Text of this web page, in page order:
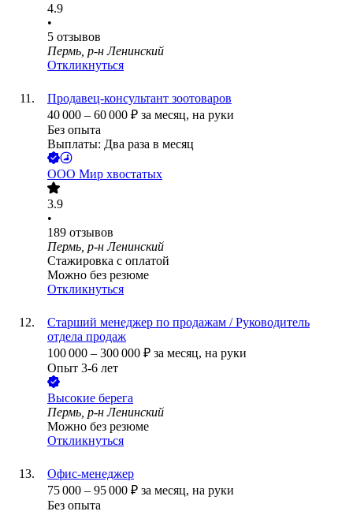
4.9
•
5 отзывов
Пермь, р-н Ленинский
Откликнуться
Продавец-консультант зоотоваров
40 000 – 60 000 ₽ за месяц, на руки
Без опыта
Выплаты: Два раза в месяц
ООО Мир хвостатых
3.9
•
189 отзывов
Пермь, р-н Ленинский
Стажировка с оплатой
Можно без резюме
Откликнуться
Старший менеджер по продажам / Руководитель
отдела продаж
100 000 – 300 000 ₽ за месяц, на руки
Опыт 3-6 лет
Высокие берега
Пермь, р-н Ленинский
Можно без резюме
Откликнуться
Офис-менеджер
75 000 – 95 000 ₽ за месяц, на руки
Без опыта